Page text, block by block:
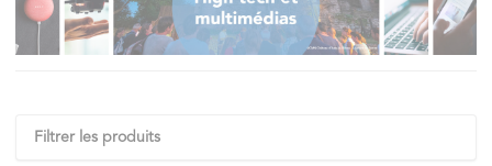
Filtrer les produits